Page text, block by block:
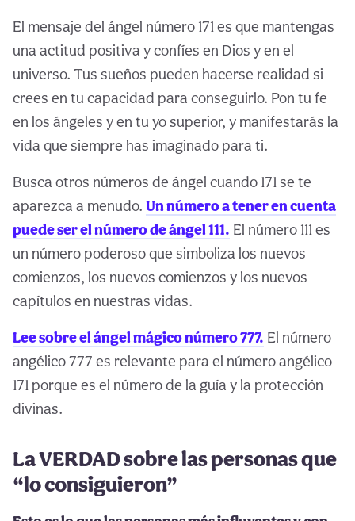
El mensaje del ángel número 171 es que mantengas
una actitud positiva y confíes en Dios y en el
universo. Tus sueños pueden hacerse realidad si
crees en tu capacidad para conseguirlo. Pon tu fe
en los ángeles y en tu yo superior, y manifestarás la
vida que siempre has imaginado para ti.
Busca otros números de ángel cuando 171 se te
aparezca a menudo. Un número a tener en cuenta
puede ser el número de ángel 111. El número 111 es
un número poderoso que simboliza los nuevos
comienzos, los nuevos comienzos y los nuevos
capítulos en nuestras vidas.
Lee sobre el ángel mágico número 777. El número
angélico 777 es relevante para el número angélico
171 porque es el número de la guía y la protección
divinas.
La VERDAD sobre las personas que
“lo consiguieron”